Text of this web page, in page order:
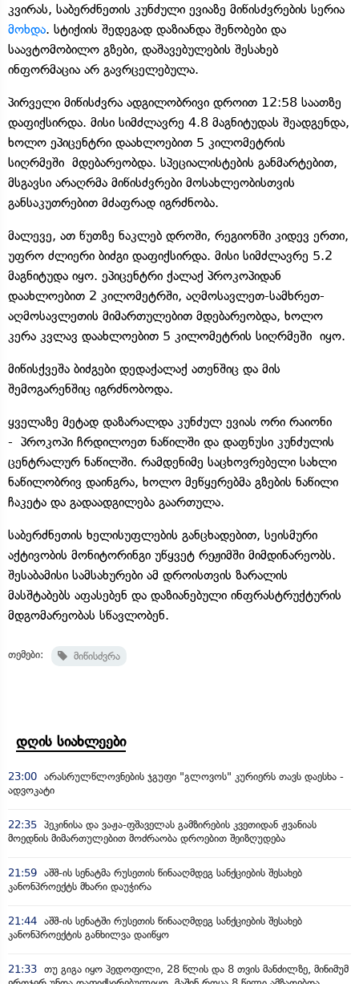
კვირას, საბერძნეთის კუნძული ევიაზე მიწისძვრების სერია
მოხდა. სტიქიის შედეგად დაზიანდა შენობები და
საავტომობილო გზები, დაშავებულების შესახებ
ინფორმაცია არ გავრცელებულა.
პირველი მიწისძვრა ადგილობრივი დროით 12:58 საათზე
დაფიქსირდა. მისი სიმძლავრე 4.8 მაგნიტუდას შეადგენდა,
ხოლო ეპიცენტრი დაახლოებით 5 კილომეტრის
სიღრმეში მდებარეობდა. სპეციალისტების განმარტებით,
მსგავსი არაღრმა მიწისძვრები მოსახლეობისთვის
განსაკუთრებით მძაფრად იგრძნობა.
მალევე, ათ წუთზე ნაკლებ დროში, რეგიონში კიდევ ერთი,
უფრო ძლიერი ბიძგი დაფიქსირდა. მისი სიმძლავრე 5.2
მაგნიტუდა იყო. ეპიცენტრი ქალაქ პროკოპიდან
დაახლოებით 2 კილომეტრში, აღმოსავლეთ-სამხრეთ-
აღმოსავლეთის მიმართულებით მდებარეობდა, ხოლო
კერა კვლავ დაახლოებით 5 კილომეტრის სიღრმეში იყო.
მიწისქვეშა ბიძგები დედაქალაქ ათენშიც და მის
შემოგარენშიც იგრძნობოდა.
ყველაზე მეტად დაზარალდა კუნძულ ევიას ორი რაიონი
- პროკოპი ჩრდილოეთ ნაწილში და დაფნუსი კუნძულის
ცენტრალურ ნაწილში. რამდენიმე საცხოვრებელი სახლი
ნაწილობრივ დაინგრა, ხოლო მეწყერებმა გზების ნაწილი
ჩაკეტა და გადაადგილება გაართულა.
საბერძნეთის ხელისუფლების განცხადებით, სეისმური
აქტივობის მონიტორინგი უწყვეტ რეჟიმში მიმდინარეობს.
შესაბამისი სამსახურები ამ დროისთვის ზარალის
მასშტაბებს აფასებენ და დაზიანებული ინფრასტრუქტურის
მდგომარეობას სწავლობენ.
თემები: მიწისძვრა
დღის სიახლეები
23:00 არასრულწლოვნების ჯგუფი "გლოვოს" კურიერს თავს დაესხა -
ადვოკატი
22:35 პეკინისა და ვაჟა-ფშაველას გამზირების კვეთიდან ჟვანიას
მოედნის მიმართულებით მოძრაობა დროებით შეიზღუდება
21:59 აშშ-ის სენატმა რუსეთის წინააღმდეგ სანქციების შესახებ
კანონპროექტს მხარი დაუჭირა
21:44 აშშ-ის სენატში რუსეთის წინააღმდეგ სანქციების შესახებ
კანონპროექტის განხილვა დაიწყო
21:33 თუ გიგა იყო პედოფილი, 28 წლის და 8 თვის მანძილზე, მინიმუმ